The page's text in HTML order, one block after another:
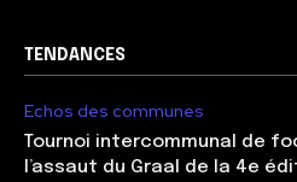
TENDANCES
Echos des communes
Tournoi intercommunal de
l’assaut du Graal de la 4e